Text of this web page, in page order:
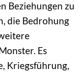
Beziehungen zu
die Bedrohung
Es
Kriegsführung,